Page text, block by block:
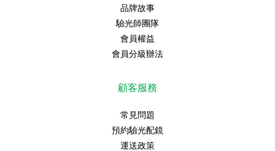
品牌故事
驗光師團隊
會員權益
會員分級辦法
顧客服務
常見問題
預約驗光配鏡
運送政策